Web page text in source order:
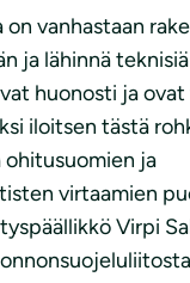
on vanhastaan
ja lähinnä
huonosti ja ovat
iloitsen tästä
ja
virtaamien
Virpi